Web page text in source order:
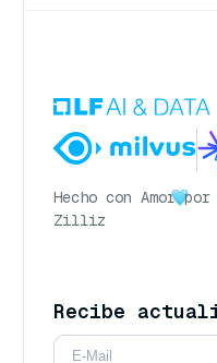
Hecho con Amor por
Zilliz
Recibe